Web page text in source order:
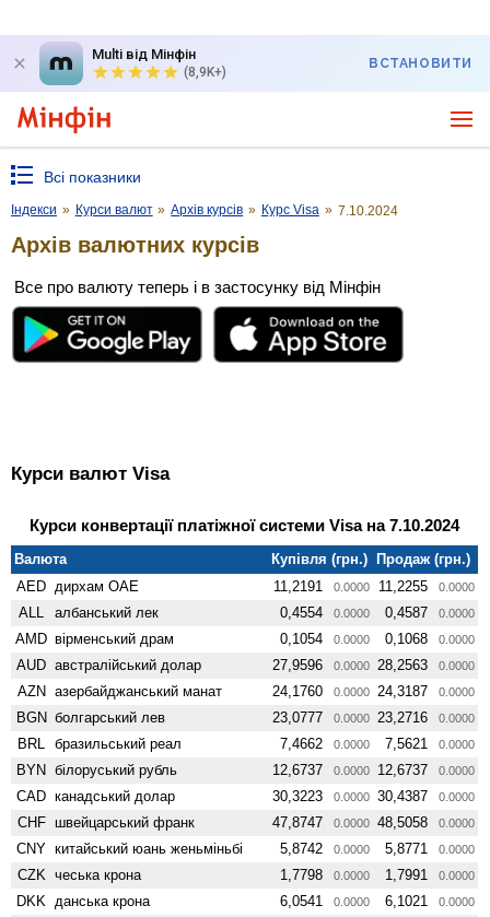
Multi від Мінфін
(8,9K+)
ВСТАНОВИТИ
Всі показники
Індекси » Курси валют » Архів курсів » Курс Visa » 7.10.2024
Архів валютних курсів
Все про валюту теперь і в застосунку від Мінфін
Курси валют Visa
Курси конвертації платіжної системи Visa на 7.10.2024
Валюта Купівля (грн.)
Продаж (грн.)
AED дирхам ОАЕ 11,2191 0.0000 11,2255 0.0000
ALL албанський лек 0,4554 0.0000 0,4587 0.0000
AMD вiрменський драм 0,1054 0.0000 0,1068 0.0000
AUD австралійський долар 27,9596 0.0000 28,2563 0.0000
AZN азербайджанський манат 24,1760 0.0000 24,3187 0.0000
BGN болгарський лев 23,0777 0.0000 23,2716 0.0000
BRL бразильський реал 7,4662 0.0000 7,5621 0.0000
BYN білоруський рубль 12,6737 0.0000 12,6737 0.0000
CAD канадський долар 30,3223 0.0000 30,4387 0.0000
CHF швейцарський франк 47,8747 0.0000 48,5058 0.0000
CNY китайський юань женьмiньбi 5,8742 0.0000 5,8771 0.0000
CZK чеська крона 1,7798 0.0000 1,7991 0.0000
DKK данська крона 6,0541 0.0000 6,1021 0.0000